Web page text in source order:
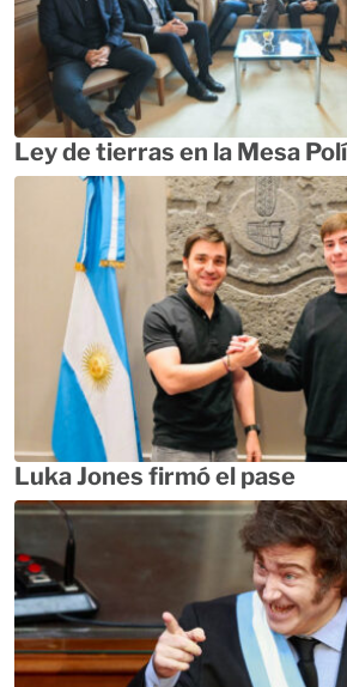
Ley de tierras en la Mesa
Luka Jones firmó el pase